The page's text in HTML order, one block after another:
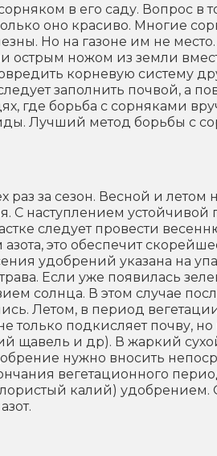
в его саду. Вопрос в
оно красиво. Многие
Но на газоне им не
острым ножом из земли
корневую систему
заполнить почвой, а
где борьба с сорняками
Лучший метод борьбы с
раз за сезон. Весной и
С наступлением устойчивой
следует провести
это обеспечит
удобрений указана на
Если уже появилась
солнца. В этом случае
Летом, в период
только подкисляет почву,
щавель и др). В жаркий
нужно вносить
вегетационного
калий) удобрением.